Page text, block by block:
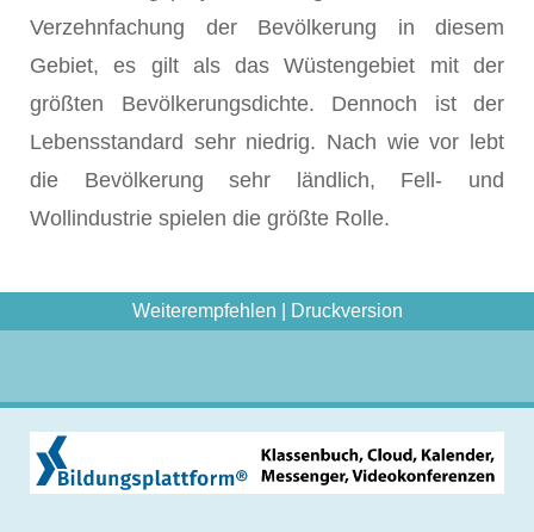
Verzehnfachung der Bevölkerung in diesem
Gebiet, es gilt als das Wüstengebiet mit der
größten Bevölkerungsdichte. Dennoch ist der
Lebensstandard sehr niedrig. Nach wie vor lebt
die Bevölkerung sehr ländlich, Fell- und
Wollindustrie spielen die größte Rolle.
Weiterempfehlen Druckversion